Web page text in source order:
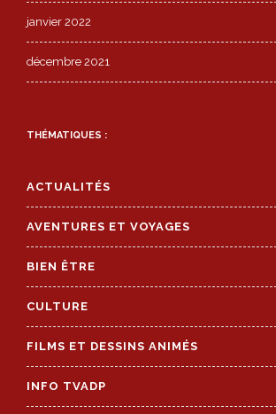
janvier 2022
décembre 2021
THÉMATIQUES :
ACTUALITÉS
AVENTURES ET VOYAGES
BIEN ÊTRE
CULTURE
FILMS ET DESSINS ANIMÉS
INFO TVADP